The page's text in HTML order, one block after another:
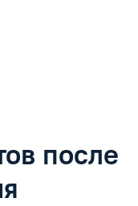
после